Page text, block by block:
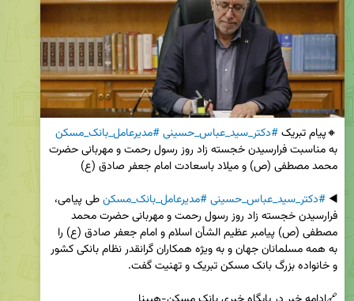
🔸پیام تبریک #دکتر_سید_عباس_حسینی#مدیرعامل_بانک_مسکن
◀️ #دکتر_سید_عباس_حسینی#مدیرعامل_بانک_مسکن